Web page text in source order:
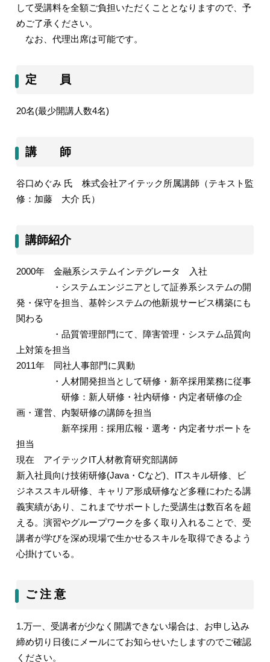
して受講料を全額ご負担いただくこととなりますので、予
めご了承ください。
なお、代理出席は可能です。
定 員
20名(最少開講人数4名)
講 師
谷口めぐみ 氏 株式会社アイテック所属講師（テキスト監
修：加藤 大介 氏）
講師紹介
2000年 金融系システムインテグレータ 入社
・システムエンジニアとして証券系システムの開
発・保守を担当、基幹システムの他新規サービス構築にも
関わる
・品質管理部門にて、障害管理・システム品質向
上対策を担当
2011年 同社人事部門に異動
・人材開発担当として研修・新卒採用業務に従事
研修：新人研修・社内研修・内定者研修の企
画・運営、内製研修の講師を担当
新卒採用：採用広報・選考・内定者サポートを
担当
現在 アイテックIT人材教育研究部講師
新入社員向け技術研修(Java・ Cなど) ITスキル研修、ビ
ジネススキル研修、キャリア形成研修など多種にわたる講
義実績があり、これまでサポートした受講生は数百名を超
える。演習やグループワークを多く取り入れることで、受
講者が学びを深め現場で生かせるスキルを取得できるよう
心掛けている。
ご 注 意
1.万一、受講者が少なく開講できない場合は、お申し込み
締め切り日後にメールにてお知らせいたしますのでご確認
ください。